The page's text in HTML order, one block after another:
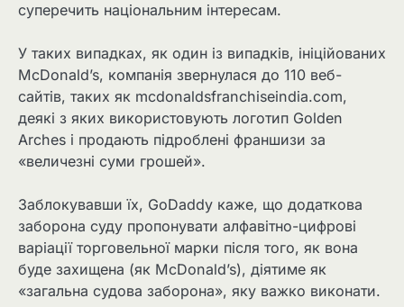
суперечить національним інтересам.
У таких випадках, як один із випадків, ініційованих
McDonald’s, компанія звернулася до 110 веб-
сайтів, таких як mcdonaldsfranchiseindia.com,
деякі з яких використовують логотип Golden
Arches і продають підроблені франшизи за
«величезні суми грошей».
Заблокувавши їх, GoDaddy каже, що додаткова
заборона суду пропонувати алфавітно-цифрові
варіації торговельної марки після того, як вона
буде захищена (як McDonald’s), діятиме як
«загальна судова заборона», яку важко виконати.